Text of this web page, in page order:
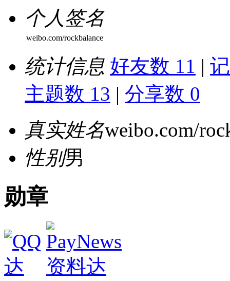
个人签名
weibo.com/rockbalance
统计信息 好友数 11 |
主题数 13 | 分享数 0
真实姓名weibo.com/
性别男
勋章